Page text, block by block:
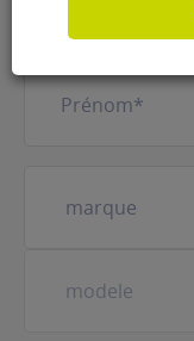
Prénom
véhicule